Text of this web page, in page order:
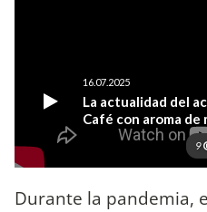
Durante la pandemia,